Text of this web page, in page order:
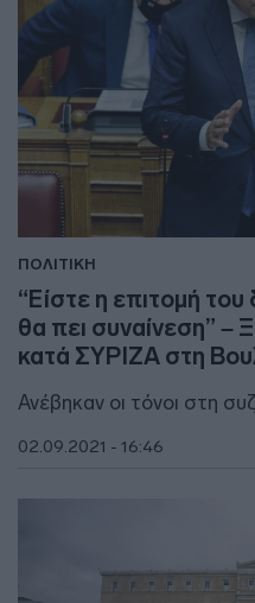
ΠΟΛΙΤΙΚΗ
“Είστε η επιτομή του
θα πει συναίνεση”
κατά ΣΥΡΙΖΑ στη
Ανέβηκαν οι τόνοι στη
02.09.2021 - 16:46